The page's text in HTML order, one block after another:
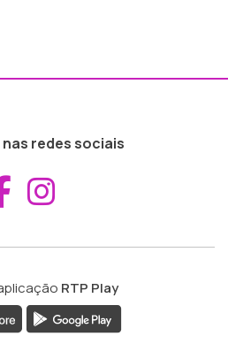
redes sociais
Aceder ao
RTP Play